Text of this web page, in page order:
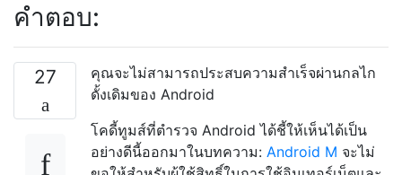
คำตอบ:
27
คุณจะไม่สามารถประสบความสำเร็จผ่านกลไก
ดั้งเดิมของ Android
โคดี้ทูมส์ที่ตำรวจ Android ได้ชี้ให้เห็นได้เป็น
อย่างดีนี้ออกมาในบทความ: Android M จะไม่